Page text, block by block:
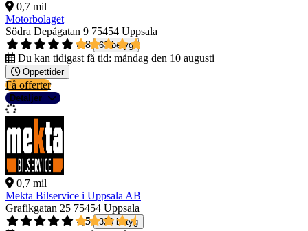
0,7 mil
Motorbolaget
Södra Depågatan 9 75454 Uppsala
4,8
63 betyg
Du kan tidigast få tid: måndag den 10 augusti
Öppettider
Få offerter
Detaljer
0,7 mil
Mekta Bilservice i Uppsala AB
Grafikgatan 25 75454 Uppsala
4,5
320 betyg